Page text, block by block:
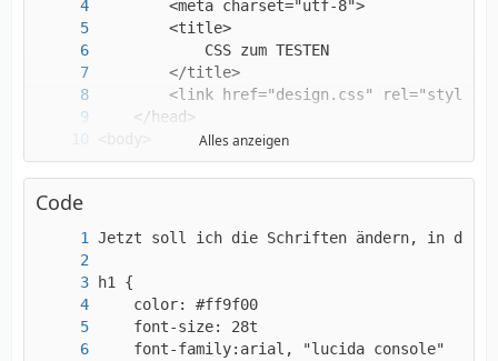
Alles anzeigen
Code